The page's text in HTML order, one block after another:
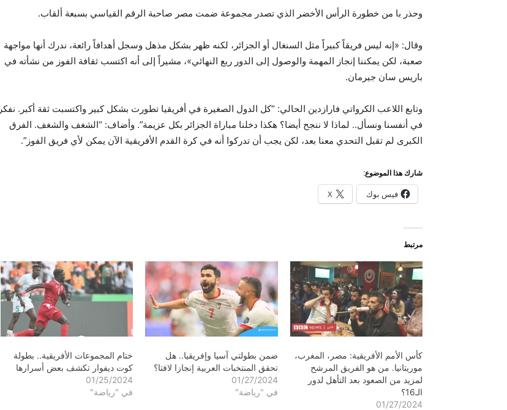
وحذر با من خطورة الرأس الأخضر الذي تصدر مجموعة ضمت مصر صاحبة الرقم القياسي بسبعة ألقاب.
وقال: «إنه ليس فريقاً كبيراً مثل السنغال أو الجزائر، لكنه ظهر بشكل مذهل وسجل أهدافاً رائعة، ندرك أنها مواجهة
صعبة، لكن يمكننا إنجاز المهمة والوصول إلى الدور ربع النهائي»، مشيراً إلى أنه اكتسب ثقافة الفوز من نشأته في
باريس سان جيرمان.
وتابع اللاعب الكرواتي فارازدين الحالي: “كل الدول الصغيرة في أفريقيا تطورت بشكل كبير واكتسبت ثقة أكبر. نفكر
في أنفسنا ونسأل.. لماذا لا ننجح أيضا؟ هكذا دخلنا مباراة الجزائر بكل عزيمة”. وأضاف: “الشغف والشغف. الفرق
الكبرى لم تقبل التحدي معنا بعد، لكن يجب أن تدركوا أنه في كرة القدم الأفريقية الآن يمكن لأي فريق الفوز”.
شارك هذا الموضوع:
فيس بوك X
مرتبط
كأس الأمم الأفريقية: مصر، المغرب،
موريتانيا. من هو الفريق المرشح
لمزيد من الصعود بعد التأهل لدور
الـ16؟
01/27/2024
ضمن بطولتي آسيا وإفريقيا.. هل
تحقق المنتخبات العربية إنجازا لافتا؟
01/27/2024
في "رياضة"
ختام المجموعات الأفريقية.. بطولة
كوت ديفوار تكشف بعض أسرارها
01/25/2024
في "رياضة"